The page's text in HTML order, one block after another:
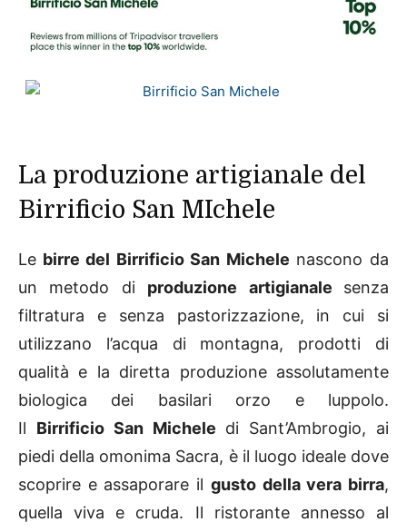
La produzione artigianale del
Birrificio San MIchele
Le birre del Birrificio San Michele nascono da
un metodo di produzione artigianale senza
filtratura e senza pastorizzazione, in cui si
utilizzano l’acqua di montagna, prodotti di
qualità e la diretta produzione assolutamente
biologica dei basilari orzo e luppolo.
Il Birrificio San Michele di Sant’Ambrogio, ai
piedi della omonima Sacra, è il luogo ideale dove
scoprire e assaporare il gusto della vera birra,
quella viva e cruda. Il ristorante annesso al